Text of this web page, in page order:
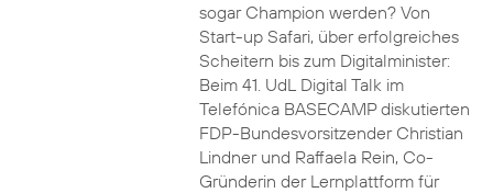
sogar Champion werden? Von
Start-up Safari, über erfolgreiches
Scheitern bis zum Digitalminister:
Beim 41. UdL Digital Talk im
Telefónica BASECAMP diskutierten
FDP-Bundesvorsitzender Christian
Lindner und Raffaela Rein, Co-
Gründerin der Lernplattform für